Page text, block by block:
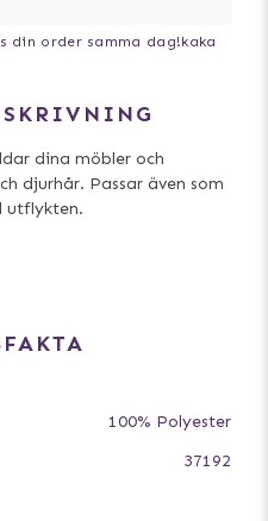
din order samma dag!kaka
dina möbler och
djurhår. Passar även som
utflykten.
100% Polyester
37192